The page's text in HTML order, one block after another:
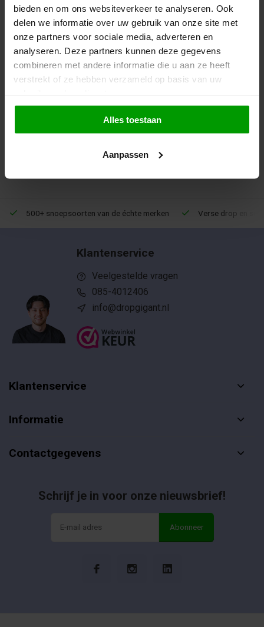
bieden en om ons websiteverkeer te analyseren. Ook
delen we informatie over uw gebruik van onze site met
onze partners voor sociale media, adverteren en
analyseren. Deze partners kunnen deze gegevens
combineren met andere informatie die u aan ze heeft
verstrekt of ze hebben verzameld op basis van uw
Alles toestaan
Aanpassen
Dropgigant
€6,99
500+ snoepsoorten van de échte merken Verse drop en
Klantenservice
Veelgestelde vragen
085-4012406
info@dropgigant.nl
Klantenservice
Informatie
Contactgegevens
Schrijf je in voor onze nieuwsbrief!
Abonneer